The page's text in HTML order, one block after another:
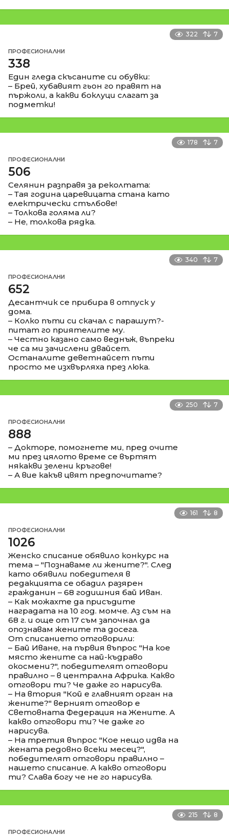
322 7
ПРОФЕСИОНАЛНИ
338
Един гледа скъсаните си обувки:
– Брей, хубавият гьон го правят на
пържоли, а какви боклуци слагат за
подметки!
178 7
ПРОФЕСИОНАЛНИ
506
Селянин разправя за реколтата:
– Тая година царевицата стана като
електрически стълбове!
– Толкова голяма ли?
– Не, толкова рядка.
340 7
ПРОФЕСИОНАЛНИ
652
Десантчик се прибира в отпуск у
дома.
– Колко пъти си скачал с парашут?-
питат го приятелите му.
– Честно казано само веднъж, въпреки
че са ми зачислени двайсет.
Останалите деветнайсет пъти
просто ме изхвърляха през люка.
250 7
ПРОФЕСИОНАЛНИ
888
– Докторе, помогнете ми, пред очите
ми през цялото време се въртят
някакви зелени кръгове!
– А вие какъв цвят предпочитате?
161 8
ПРОФЕСИОНАЛНИ
1026
Женско списание обявило конкурс на
тема – "Познаваме ли жените?". След
като обявили победителя в
редакцията се обадил разярен
гражданин – 68 годишния бай Иван.
– Как можахте да присъдите
наградата на 10 год. момче. Аз съм на
68 г. и още от 17 съм започнал да
опознавам жените та досега.
От списанието отговорили:
– Бай Иване, на първия въпрос "На кое
място жените са най-къдраво
окосмени?", победителят отговори
правилно – в централна Африка. Какво
отговори ти? Че даже го нарисува.
– На втория "Кой е главният орган на
жените?" верният отговор е
Световната Федерация на Жените. А
какво отговори ти? Че даже го
нарисува.
– На третия въпрос "Кое нещо идва на
жената редовно всеки месец?",
победителят отговори правилно –
нашето списание. А какво отговори
ти? Слава богу че не го нарисува.
215 8
ПРОФЕСИОНАЛНИ